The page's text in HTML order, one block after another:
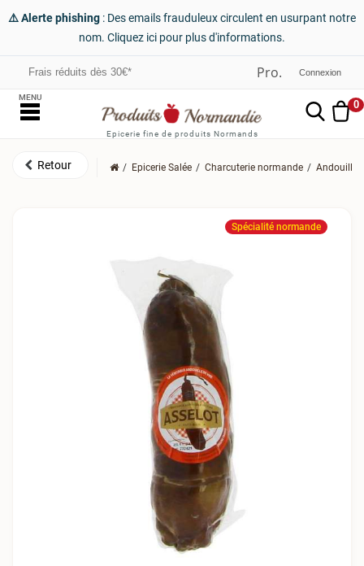
⚠️ Alerte phishing : Des emails frauduleux circulent en usurpant notre
nom. Cliquez ici pour plus d'informations.
Frais réduits dès 30€* Connexion
Epicerie fine de produits Normands
0
MENU
Epicerie Salée Charcuterie normande
Spécialité normande